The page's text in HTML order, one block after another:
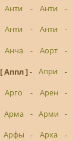
Анти - Анти -
Анти - Анти -
Анча - Аорт -
[ Аппл ]- Апри -
Арго - Арен -
Арма - Арми -
Арфы - Арха -